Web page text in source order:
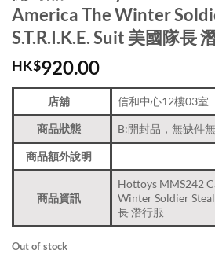
America The Winter
S.T.R.I.K.E. Suit 美國隊長
HK$920.00
店舖 信和中心12樓03室
商品狀態 B:開封品，無缺件
商品額外說明
商品資訊
Hottoys MMS242
Winter Soldier
長 潛行服
Out of stock